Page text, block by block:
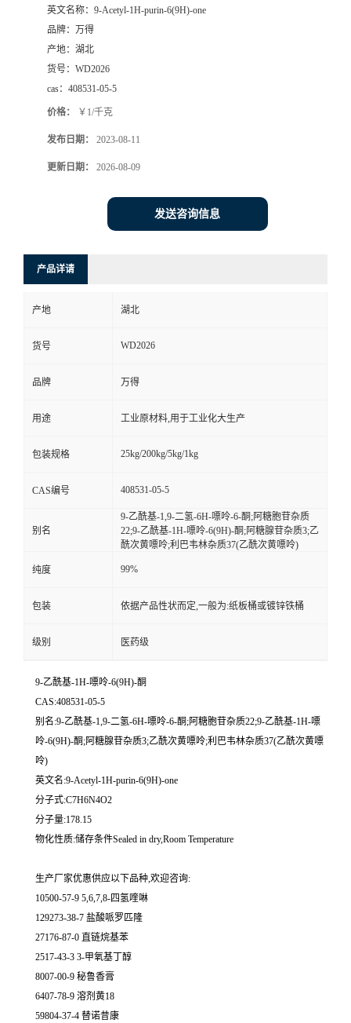
英文名称： 9-Acetyl-1H-purin-6(9H)-one
品牌： 万得
产地： 湖北
货号： WD2026
cas： 408531-05-5
价格： ￥1/千克
发布日期： 2023-08-11
更新日期： 2026-08-09
发送咨询信息
产品详请
产地 湖北
货号 WD2026
品牌 万得
用途 工业原材料,用于工业化大生产
包装规格 25kg/200kg/5kg/1kg
CAS编号 408531-05-5
别名
9-乙酰基-1,9-二氢-6H-嘌呤-6-酮;阿糖胞苷杂质
22;9-乙酰基-1H-嘌呤-6(9H)-酮;阿糖腺苷杂质3;乙
酰次黄嘌呤;利巴韦林杂质37(乙酰次黄嘌呤)
纯度 99%
包装 依据产品性状而定,一般为:纸板桶或镀锌铁桶
级别 医药级
9-乙酰基-1H-嘌呤-6(9H)-酮
CAS:408531-05-5
别名:9-乙酰基-1,9-二氢-6H-嘌呤-6-酮;阿糖胞苷杂质22;9-乙酰基-1H-嘌
呤-6(9H)-酮;阿糖腺苷杂质3;乙酰次黄嘌呤;利巴韦林杂质37(乙酰次黄嘌
呤)
英文名:9-Acetyl-1H-purin-6(9H)-one
分子式:C7H6N4O2
分子量:178.15
物化性质:储存条件Sealed in dry,Room Temperature
生产厂家优惠供应以下品种,欢迎咨询:
10500-57-9 5,6,7,8-四氢喹啉
129273-38-7 盐酸哌罗匹隆
27176-87-0 直链烷基苯
2517-43-3 3-甲氧基丁醇
8007-00-9 秘鲁香膏
6407-78-9 溶剂黄18
59804-37-4 替诺昔康